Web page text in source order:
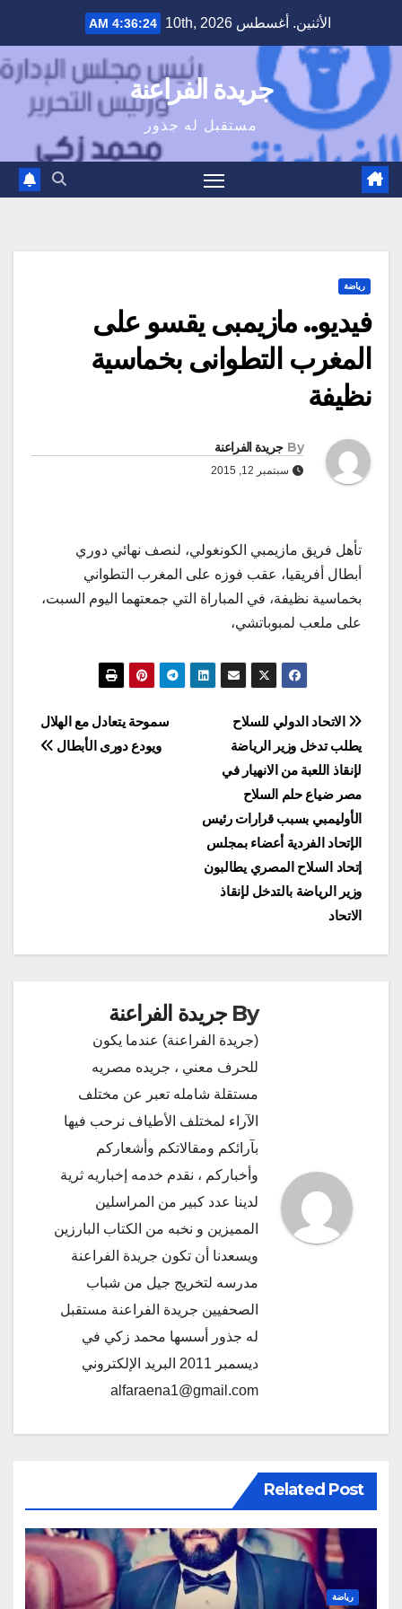
content
الأثنين. أغسطس 10th, 2026 4:36:25 AM
جريدة الفراعنة
مستقبل له جذور
رياضة
فيديو.. مازيمبى يقسو على
المغرب التطوانى بخماسية
نظيفة
By جريدة الفراعنة
سبتمبر 12, 2015
تأهل فريق مازيمبي الكونغولي، لنصف نهائي دوري
أبطال أفريقيا، عقب فوزه على المغرب التطواني
بخماسية نظيفة، في المباراة التي جمعتهما اليوم السبت،
على ملعب لمبوباتشي،
تصفّح
المقالات
سموحة يتعادل مع الهلال
ويودع دورى الأبطال
الاتحاد الدولي للسلاح
يطلب تدخل وزير الرياضة
لإنقاذ اللعبة من الانهيار في
مصر ضياع حلم السلاح
الأوليمبي بسبب قرارات رئيس
الإتحاد الفردية أعضاء بمجلس
إتحاد السلاح المصري يطالبون
وزير الرياضة بالتدخل لإنقاذ
الاتحاد
By جريدة الفراعنة
(جريدة الفراعنة) عندما يكون
للحرف معني ، جريده مصريه
مستقلة شامله تعبر عن مختلف
الآراء لمختلف الأطياف نرحب فيها
بآرائكم ومقالاتكم وأشعاركم
وأخباركم ، نقدم خدمه إخباريه ثرية
لدينا عدد كبير من المراسلين
المميزين و نخبه من الكتاب البارزين
ويسعدنا أن تكون جريدة الفراعنة
مدرسه لتخريج جيل من شباب
الصحفيين جريدة الفراعنة مستقبل
له جذور أسسها محمد زكي في
ديسمبر 2011 البريد الإلكتروني
alfaraena1@gmail.com
Related Post
رياضة